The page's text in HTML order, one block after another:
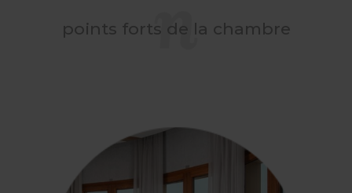
points forts de la chambre